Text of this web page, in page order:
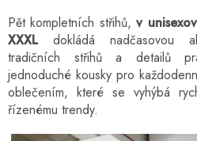
Pět kompletních střihů,v
XXXLdokládá nadčasovou
tradičních střihů a detailů
jednoduché kousky pro
oblečením, které se vyhýbá
řízenému trendy.